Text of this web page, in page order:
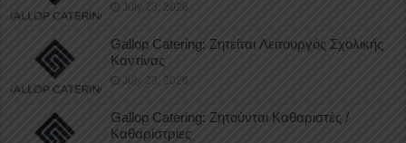
July 23, 2026
Gallop Catering: Ζητείται Λειτουργός Σχολικής
Καντίνας
July 23, 2026
Gallop Catering: Ζητούνται Καθαριστές /
Καθαρίστριες